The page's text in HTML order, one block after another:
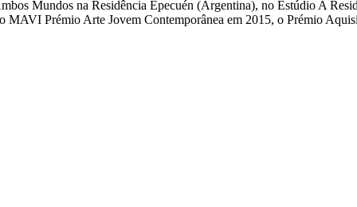
Mundos na Residência Epecuén (Argentina), no Estúdio A
MAVI Prémio Arte Jovem Contemporânea em 2015, o Prémio